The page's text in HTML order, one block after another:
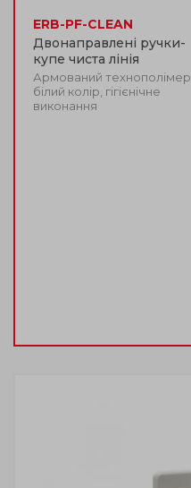
ERB-PF-CLEAN
Двонаправлені ручки-
купе чиста лінія
Армований технополімер,
білий колір, гігієнічне
виконання